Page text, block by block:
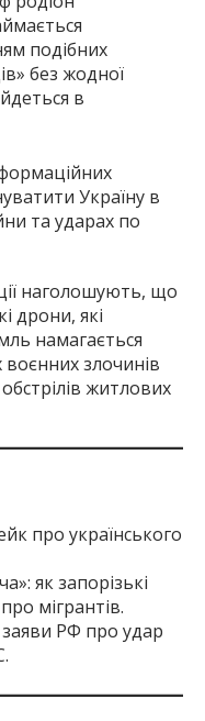
подібних
без жодної
в
Україну в
та ударах по
наголошують, що
дрони, які
намагається
воєнних злочинів
житлових
про українського
як запорізькі
мігрантів.
заяви РФ про удар